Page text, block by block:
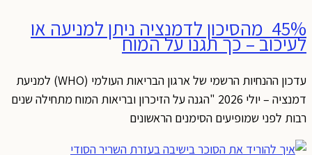
45% מהסיכון לדמנציה ניתן למניעה או
לעיכוב – כך תגנו על המוח
עדכון ההנחיות הרשמי של ארגון הבריאות העולמי (WHO) למניעת
דמנציה – יולי 2026 "הגנה על הזיכרון ובריאות המוח מתחילה שנים
רבות לפני שמופיעים הסימנים הראשונים